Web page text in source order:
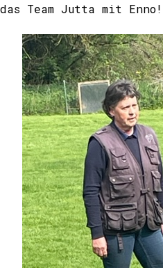
das Team Jutta mit Enno!